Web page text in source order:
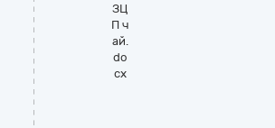
ЗЦ
П ч
ай.
do
cx